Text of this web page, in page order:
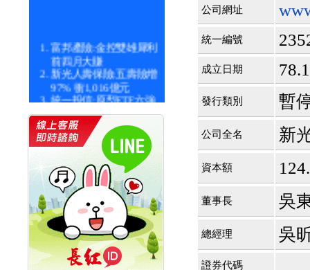
富邦產險:金控雙雄犀利
前四月大賺
新光人壽保險:五壽險增
97% 衝1,016億元
統一投信:原型ETF六強
統一投信:主動式ETF溢
價 被盯上
新光人壽保險:新壽Q1外
價金將達996億
宇辰系統科技:宇辰業績
創新高 啟動興櫃轉上櫃
計畫
明緯企業:明緯永續科技
競賽 以電源驅動善的力
量
秀育企業:秀育SHO-U儲
能系統 獲國內首張CNS
公司網址
統一編號
成立日期
發行類別 暫
公司全名 新
資本額
董事長 吳
總經理 吳
證券代碼